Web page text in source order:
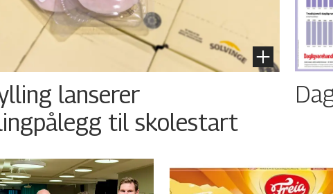
lanserer
til skolestart